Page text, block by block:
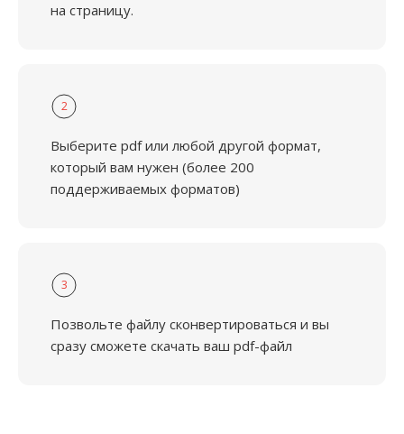
на страницу.
2
Выберите pdf или любой другой формат,
который вам нужен (более 200
поддерживаемых форматов)
3
Позвольте файлу сконвертироваться и вы
сразу сможете скачать ваш pdf-файл